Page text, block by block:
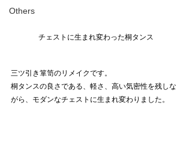
Others
チェストに生まれ変わった桐タンス
三ツ引き箪笥のリメイクです。
桐タンスの良さである、軽さ、高い気密性を残しな
がら、モダンなチェストに生まれ変わりました。